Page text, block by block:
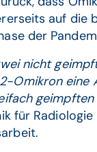
auf die
der
nicht
Omikron eine
geimpften
für Radiologie